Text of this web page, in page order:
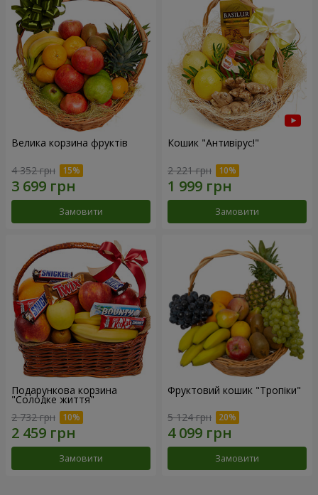
Велика корзина фруктів
4 352 грн
Замовити
Кошик "Антивірус!"
2 221 грн
Замовити
Подарункова корзина
"Солодке життя"
2 732 грн
Замовити
Фруктовий кошик "Тропіки"
5 124 грн
Замовити